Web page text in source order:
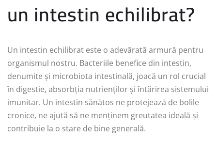
un intestin echilibrat?
Un intestin echilibrat este o adevărată armură pentru
organismul nostru. Bacteriile benefice din intestin,
denumite și microbiota intestinală, joacă un rol crucial
în digestie, absorbția nutrienților și întărirea sistemului
imunitar. Un intestin sănătos ne protejează de bolile
cronice, ne ajută să ne menținem greutatea ideală și
contribuie la o stare de bine generală.